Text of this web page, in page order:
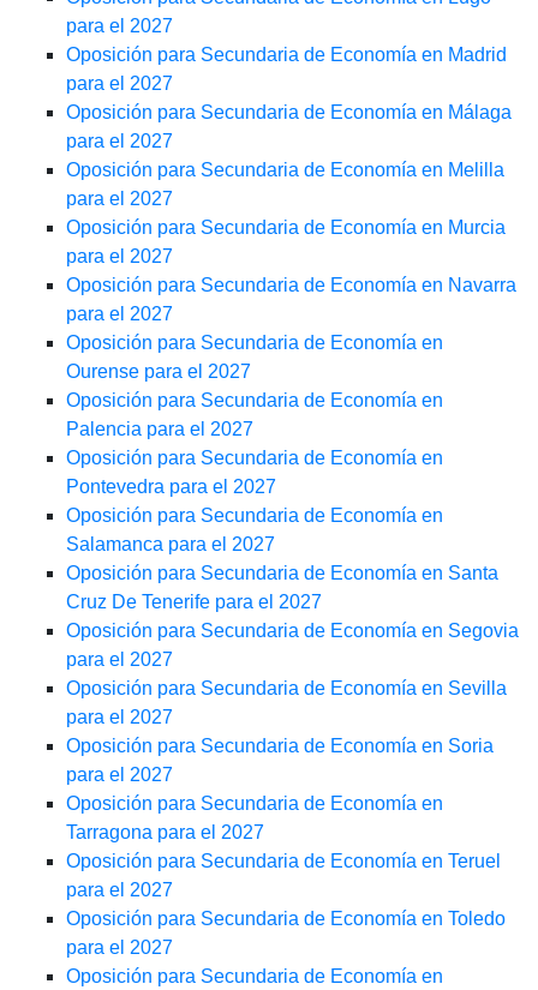
para el 2027
Oposición para Secundaria de Economía en Madrid
para el 2027
Oposición para Secundaria de Economía en Málaga
para el 2027
Oposición para Secundaria de Economía en Melilla
para el 2027
Oposición para Secundaria de Economía en Murcia
para el 2027
Oposición para Secundaria de Economía en Navarra
para el 2027
Oposición para Secundaria de Economía en
Ourense para el 2027
Oposición para Secundaria de Economía en
Palencia para el 2027
Oposición para Secundaria de Economía en
Pontevedra para el 2027
Oposición para Secundaria de Economía en
Salamanca para el 2027
Oposición para Secundaria de Economía en Santa
Cruz De Tenerife para el 2027
Oposición para Secundaria de Economía en Segovia
para el 2027
Oposición para Secundaria de Economía en Sevilla
para el 2027
Oposición para Secundaria de Economía en Soria
para el 2027
Oposición para Secundaria de Economía en
Tarragona para el 2027
Oposición para Secundaria de Economía en Teruel
para el 2027
Oposición para Secundaria de Economía en Toledo
para el 2027
Oposición para Secundaria de Economía en